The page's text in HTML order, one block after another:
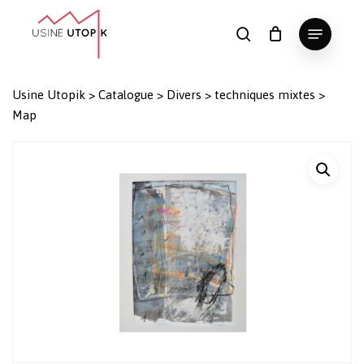
search
Menu
Panier Fermer
le
Usine Utopik > Catalogue > Divers > techniques mixtes >
Map
Close